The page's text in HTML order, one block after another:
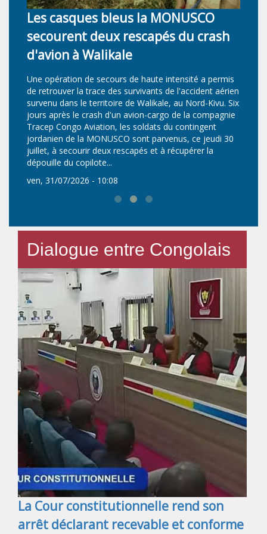
Les casques bleus la MONUSCO
secourent deux rescapés du crash
d'avion à Walikale
Une opération de secours de haute intensité a permis
de retrouver la trace des survivants de l'accident aérien
survenu dans le territoire de Walikale, au Nord-Kivu. Six
jours après le crash d'un avion-cargo de la compagnie
Tracep Congo Aviation, les soldats du contingent
jordanien de la MONUSCO sont parvenus, ce jeudi 30
juillet, à secourir deux rescapés et à récupérer la
dépouille du copilote...
ven, 31/07/2026 - 10:08
Dialogue entre Congolais
La Cour constitutionnelle rend son
arrêt déclarant recevable et conforme